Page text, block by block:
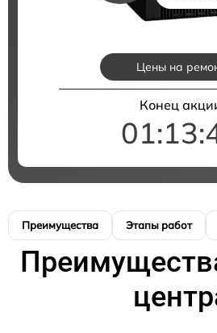
Цены на
Конец
Преимущества Этапы работ